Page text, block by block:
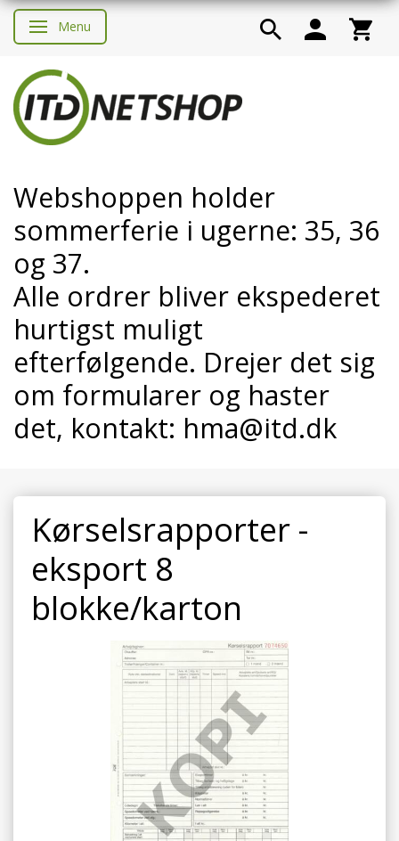
Skifte navigation
Menu
Webshoppen holder
sommerferie i ugerne: 35, 36
og 37.
Alle ordrer bliver ekspederet
hurtigst muligt
efterfølgende. Drejer det sig
om formularer og haster
det, kontakt: hma@itd.dk
Kørselsrapporter -
eksport 8
blokke/karton